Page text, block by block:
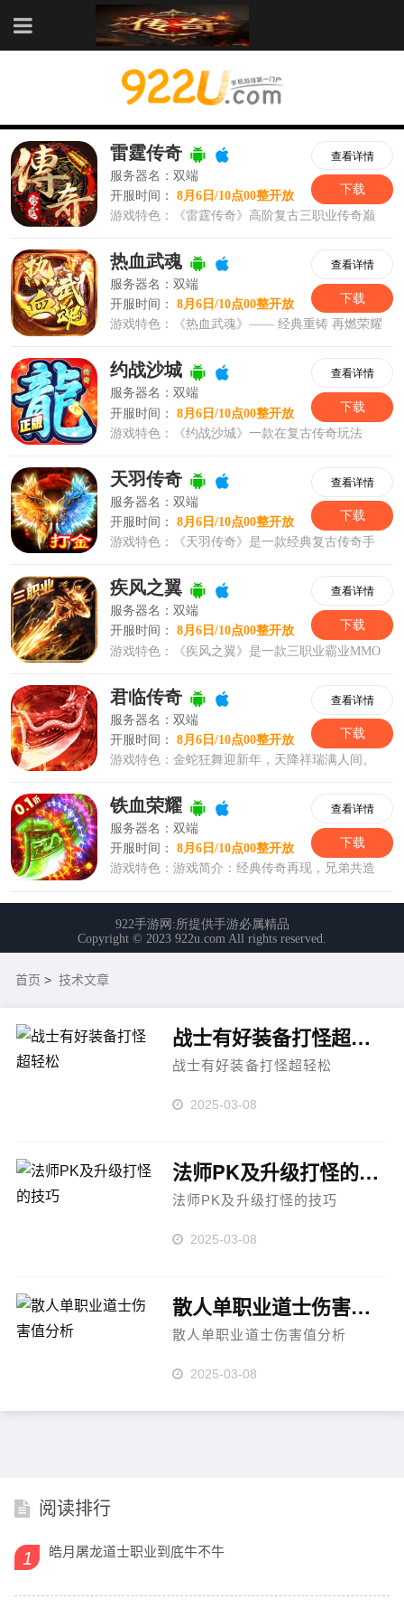
首页 > 技术文章
战士有好装备打怪超轻松
战士有好装备打怪超轻松
2025-03-08
法师PK及升级打怪的技巧
法师PK及升级打怪的技巧
2025-03-08
散人单职业道士伤害值分析
散人单职业道士伤害值分析
2025-03-08
阅读排行
1 皓月屠龙道士职业到底牛不牛